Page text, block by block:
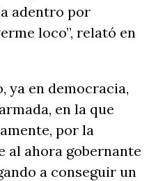
adentro por
loco”, relató en
ya en democracia,
en la que
por la
al ahora gobernante
a conseguir un